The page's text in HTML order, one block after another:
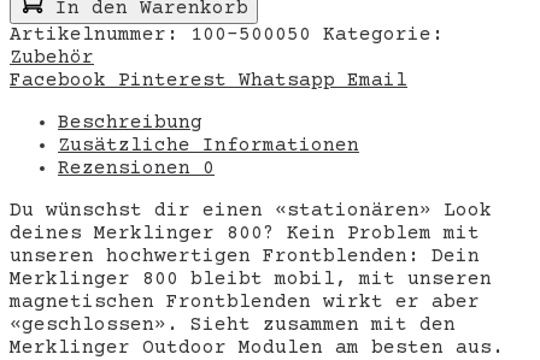
MengeIn den Warenkorb
Artikelnummer:
100-500050
Kategorie:
Zubehör
Share
Facebook Pinterest Whatsapp Email
Beschreibung
Zusätzliche Informationen
Rezensionen 0
Du wünschst dir einen «stationären» Look
deines Merklinger 800? Kein Problem mit
unseren hochwertigen Frontblenden: Dein
Merklinger 800 bleibt mobil, mit unseren
magnetischen Frontblenden wirkt er aber
«geschlossen». Sieht zusammen mit den
Merklinger Outdoor Modulen am besten aus.